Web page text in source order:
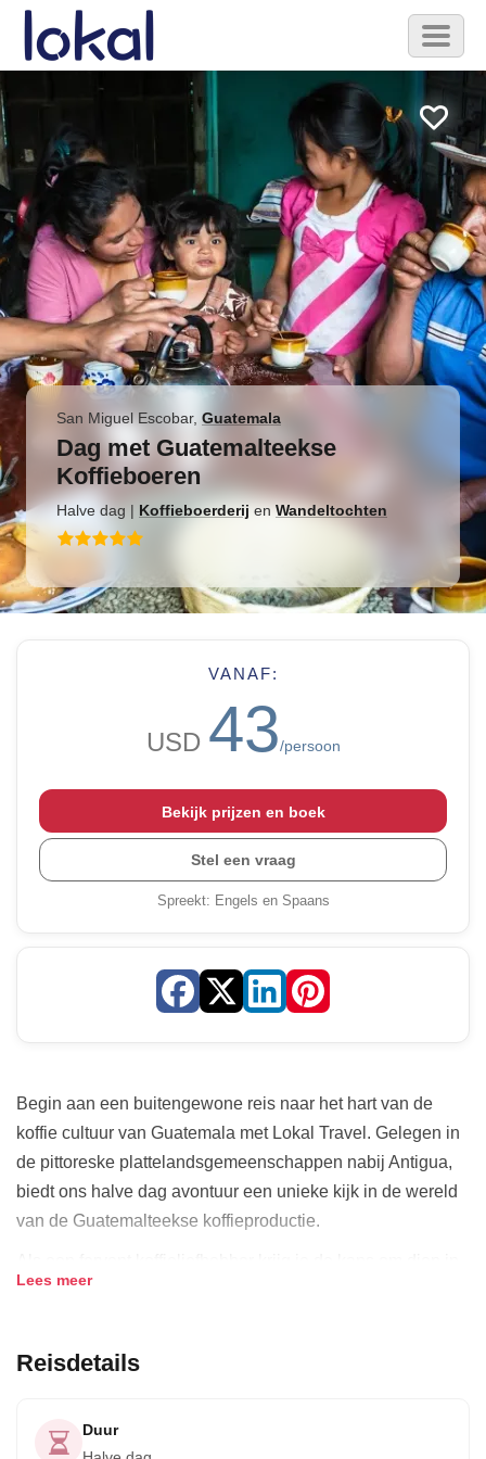
Skip to main content
Toggle
San Miguel Escobar, Guatemala
Dag met Guatemalteekse
Koffieboeren
Halve dag | Koffieboerderij en Wandeltochten
Begin aan een buitengewone reis naar het hart van de
koffie cultuur van Guatemala met Lokal Travel. Gelegen in
de pittoreske plattelandsgemeenschappen nabij Antigua,
biedt ons halve dag avontuur een unieke kijk in de wereld
van de Guatemalteekse koffieproductie.
de kunst van koffie teelt en verwerking te duiken, begeleid
delen.
Lees meer
Reisdetails
Duur
VANAF:
USD 43/persoon
Bekijk prijzen en boek
Stel een vraag
Spreekt: Engels en Spaans